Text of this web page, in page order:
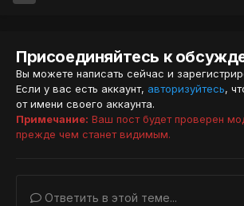
Присоединяйтесь к
Вы можете написать сейчас и
Если у вас есть аккаунт, авторизуйтесь,
от имени своего аккаунта.
Примечание: Ваш пост будет проверен
прежде чем станет видимым.
Ответить в этой теме...